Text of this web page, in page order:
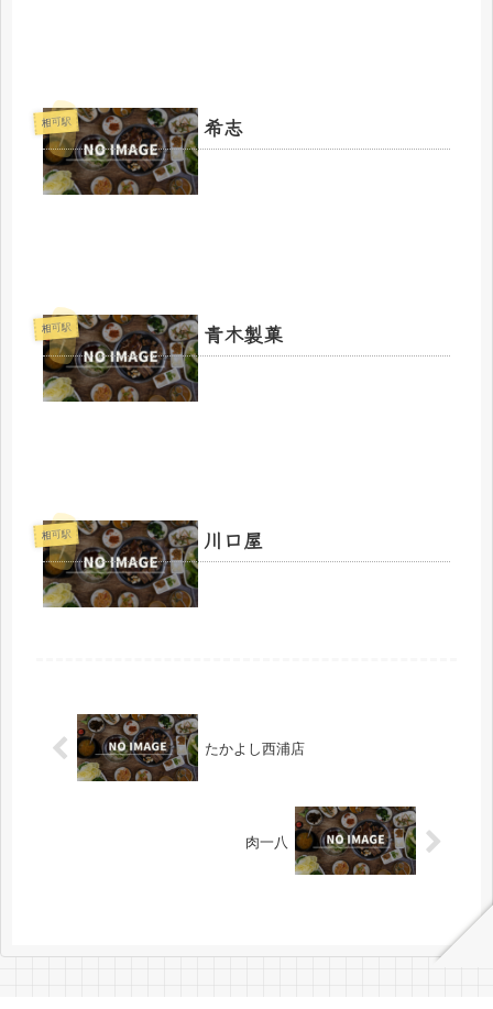
相可駅 希志
相可駅 青木製菓
相可駅 川口屋
たかよし西浦店
肉一八